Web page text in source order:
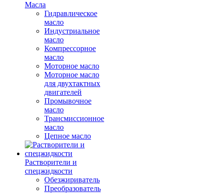
Масла
Гидравлическое
масло
Индустриальное
масло
Компрессорное
масло
Моторное масло
Моторное масло
для двухтактных
двигателей
Промывочное
масло
Трансмиссионное
масло
Цепное масло
Растворители и
спецжидкости
Обезжириватель
Преобразователь